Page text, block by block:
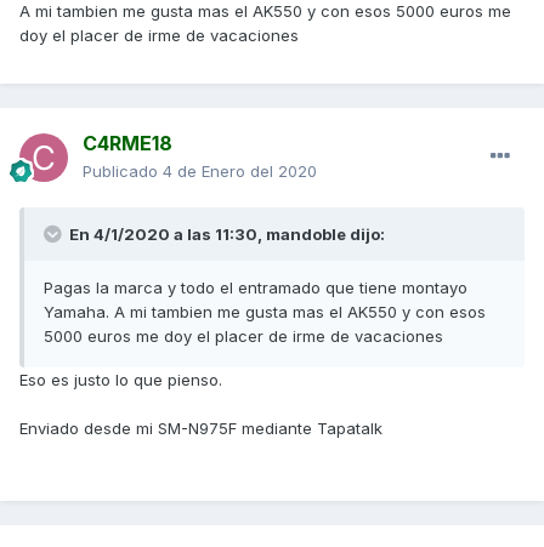
A mi tambien me gusta mas el AK550 y con esos 5000 euros me
doy el placer de irme de vacaciones
C4RME18
Publicado 4 de Enero del 2020
En 4/1/2020 a las 11:30, mandoble dijo:
Pagas la marca y todo el entramado que tiene montayo
Yamaha. A mi tambien me gusta mas el AK550 y con esos
5000 euros me doy el placer de irme de vacaciones
Eso es justo lo que pienso.
Enviado desde mi SM-N975F mediante Tapatalk